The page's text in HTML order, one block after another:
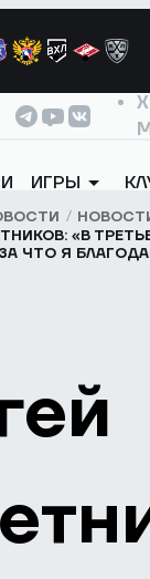
ИГРЫ
«В
ЧТО Я